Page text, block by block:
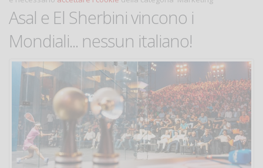
Asal e El Sherbini vincono i
Mondiali... nessun italiano!